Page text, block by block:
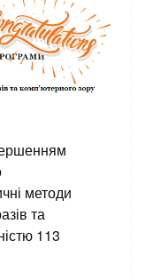
методи
та
113